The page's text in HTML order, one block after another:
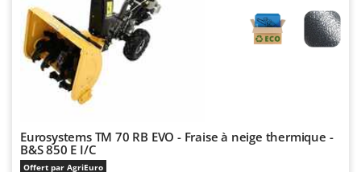
C
Chargeurs de batterie - Démarreurs
Charrues pour tracteur
Chaudrons électriques pour polenta
Cisailles à gazon à batterie
Cisailles taille-haies manuelles
Climatiseurs
B
Baesso
Bahco
Barbieri
Batavia
Benassi
Beper
Eurosystems TM 70 RB EVO - Fraise à neige thermique -
B&S 850 E I/C
Offert par AgriEuro